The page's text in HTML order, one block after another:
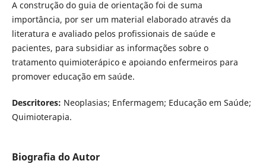
A construção do guia de orientação foi de suma
importância, por ser um material elaborado através da
literatura e avaliado pelos profissionais de saúde e
pacientes, para subsidiar as informações sobre o
tratamento quimioterápico e apoiando enfermeiros para
promover educação em saúde.
Descritores: Neoplasias; Enfermagem; Educação em Saúde;
Quimioterapia.
Biografia do Autor